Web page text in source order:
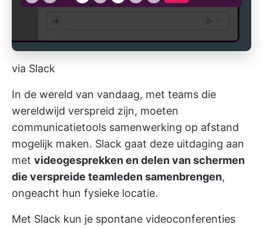
via Slack
In de wereld van vandaag, met teams die
wereldwijd verspreid zijn, moeten
communicatietools samenwerking op afstand
mogelijk maken. Slack gaat deze uitdaging aan
met videogesprekken en delen van schermen
die verspreide teamleden samenbrengen,
ongeacht hun fysieke locatie.
Met Slack kun je spontane videoconferenties